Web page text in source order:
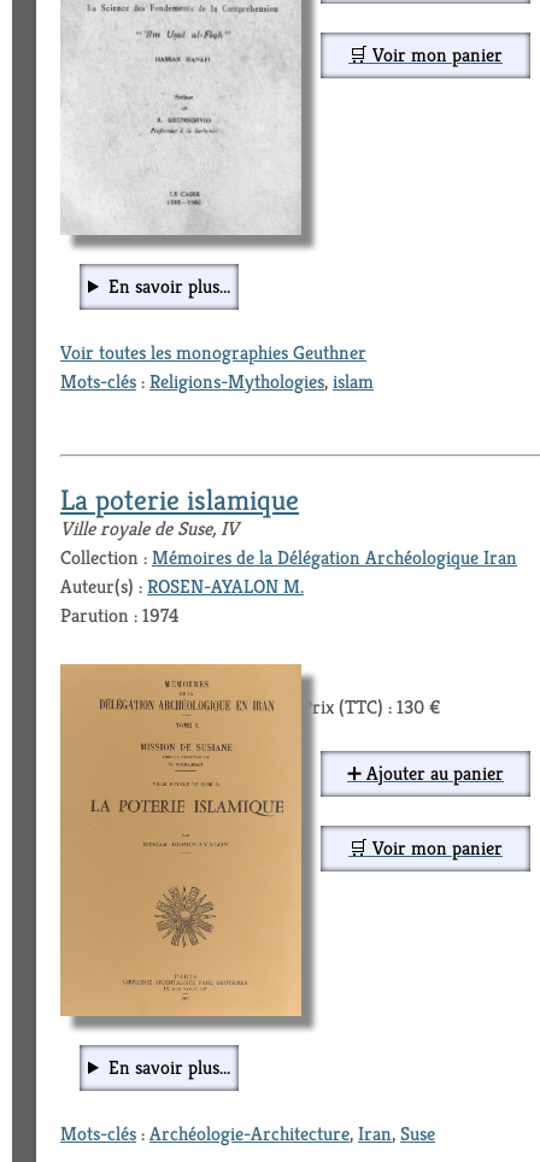
🛒 Voir mon panier
En savoir plus...
Voir toutes les monographies Geuthner
Mots-clés:Religions-Mythologies,islam
La poterie islamique
Ville royale de Suse, IV
Collection :Mémoires de la Délégation Archéologique Iran
Auteur(s) :ROSEN-AYALON M.
Parution : 1974
Prix (TTC) : 130 €
➕ Ajouter au panier
🛒 Voir mon panier
En savoir plus...
Mots-clés:Archéologie-Architecture,Iran,Suse